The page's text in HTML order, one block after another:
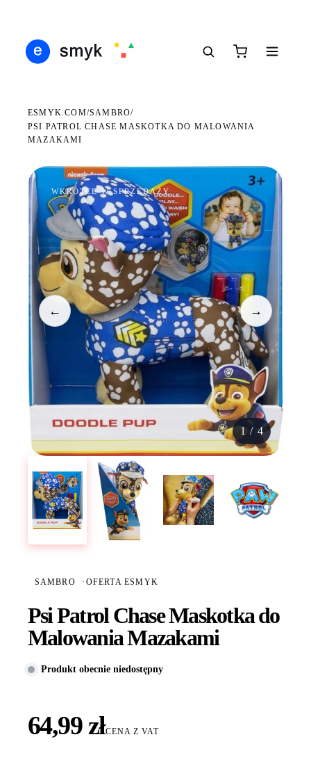
ESMYK.COM/SAMBRO/
PSI PATROL CHASE MASKOTKA DO MALOWANIA
MAZAKAMI
WKRÓTCE W SPRZEDAŻY
← →
1 /4
SAMBRO · OFERTA ESMYK
Psi Patrol Chase Maskotka do
Malowania Mazakami
Produkt obecnie niedostępny
64,99 złCENA Z VAT